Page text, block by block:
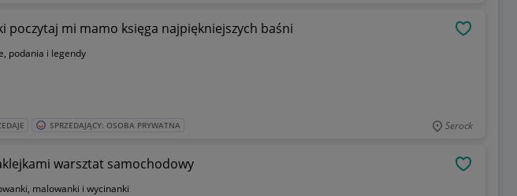
poczytaj mi mamo księga najpiękniejszych baśni
podania i legendy
SPRZEDAJĄCY: OSOBA PRYWATNA Serock
warsztat samochodowy
malowanki i wycinanki